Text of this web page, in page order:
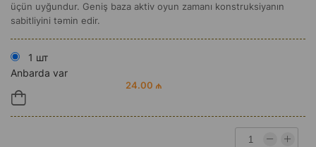
üçün uyğundur. Geniş baza aktiv oyun zamanı konstruksiyanın
sabitliyini təmin edir.
1 шт
Anbarda var
24.00 ₼